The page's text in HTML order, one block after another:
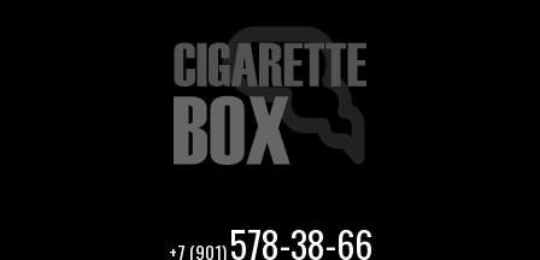
+7 (901)578-38-66